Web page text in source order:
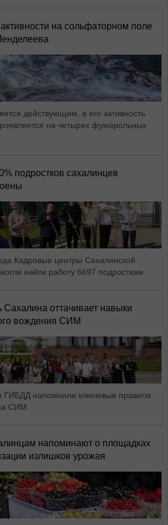
на сольфаторном поле
действующим, а его активность
на четырех фумарольных
подростков сахалинцев
Кадровые центры Сахалинской
найти работу 6697 подросткам
оттачивает навыки
вождения СИМ
ГИБДД напомнили ключевые правила
СИМ
напоминают о площадках
излишков урожая